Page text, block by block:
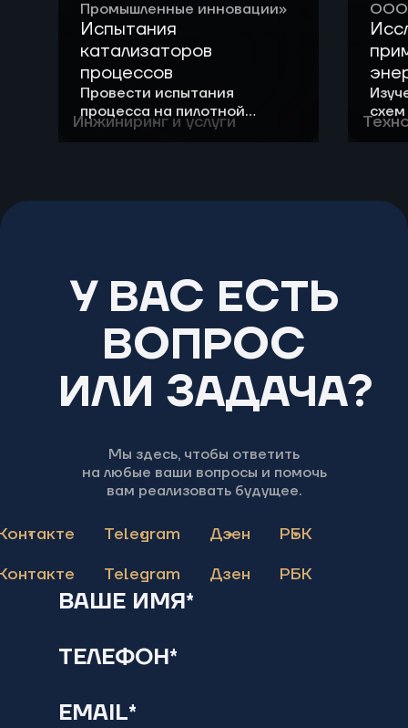
Инжиниринг и услуги
Промышленные инновации»
Испытания
катализаторов
процессов
Провести испытания
процесса на пилотной
установке с использованием
параметров процессов на
ООО
схем
У ВАС ЕСТЬ
ВОПРОС
ИЛИ ЗАДАЧА?
Мы здесь, чтобы ответить
на любые ваши вопросы и помочь
вам реализовать будущее.
Telegram
Telegram
Дзен
Дзен
РБК
РБК
ВАШЕ ИМЯ*
ТЕЛЕФОН*
EMAIL*